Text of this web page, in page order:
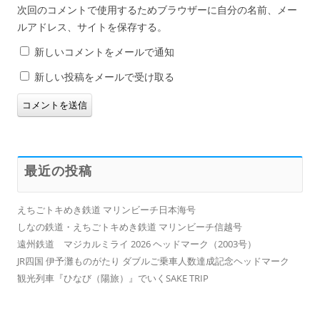
次回のコメントで使用するためブラウザーに自分の名前、メー
ルアドレス、サイトを保存する。
新しいコメントをメールで通知
新しい投稿をメールで受け取る
最近の投稿
えちごトキめき鉄道 マリンビーチ日本海号
しなの鉄道・えちごトキめき鉄道 マリンビーチ信越号
遠州鉄道 マジカルミライ 2026 ヘッドマーク（2003号）
JR四国 伊予灘ものがたり ダブルご乗車人数達成記念ヘッドマーク
観光列車『ひなび（陽旅）』でいくSAKE TRIP